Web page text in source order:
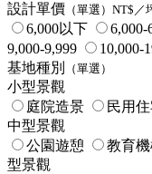
設計單價 （單選）NT$／
6,000以下 6,000-
9,000-9,999
10,000-
基地種別
（單選）
小型景觀
庭院造景
民用
中型景觀
公園遊憩
教育
型景觀